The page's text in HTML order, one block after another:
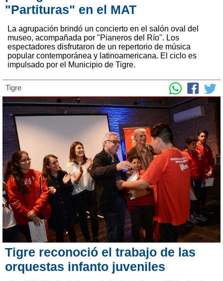
"Partituras" en el MAT
La agrupación brindó un concierto en el salón oval del
museo, acompañada por "Pianeros del Río". Los
espectadores disfrutaron de un repertorio de música
popular contemporánea y latinoamericana. El ciclo es
impulsado por el Municipio de Tigre.
Tigre
Tigre reconoció el trabajo de las
orquestas infanto juveniles